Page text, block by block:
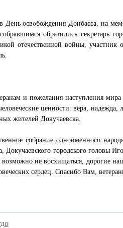
День освобождения Донбасса, на
обратились секретарь
отечественной войны,
и пожелания наступления
ценности: вера,
жителей Докучаевска.
собрание одноименного
городского головы
не восхищаться, дорогие
сердец. Спасибо Вам,